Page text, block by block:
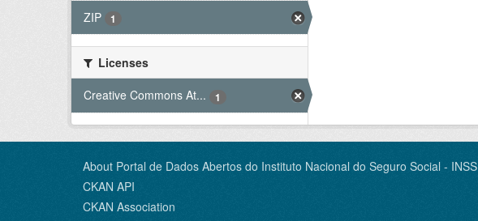
ZIP 1
Licenses
Creative Commons At...
1
About Portal de Dados Abertos do Instituto Nacional do Seguro Social - INSS
CKAN API
CKAN Association